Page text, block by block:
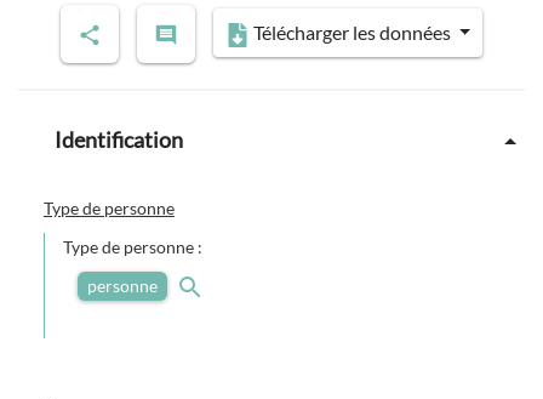
Télécharger les données
Identification
Type de personne
Type de personne :
personne